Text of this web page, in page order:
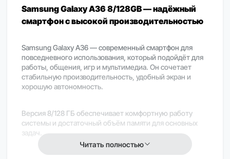
Samsung Galaxy A36 8/128GB — надёжный
смартфон с высокой производительностью
Samsung Galaxy A36 — современный смартфон для
повседневного использования, который подойдёт для
работы, общения, игр и мультимедиа. Он сочетает
стабильную производительность, удобный экран и
хорошую автономность.
Версия 8/128 ГБ обеспечивает комфортную работу
системы и достаточный объём памяти для основных
задач.
Читать полностью